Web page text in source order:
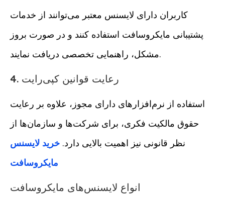
کاربران دارای لایسنس معتبر می‌توانند از خدمات
پشتیبانی مایکروسافت استفاده کنند و در صورت بروز
مشکل، راهنمایی تخصصی دریافت نمایند.
4. رعایت قوانین کپی‌رایت
استفاده از نرم‌افزارهای دارای مجوز، علاوه بر رعایت
حقوق مالکیت فکری، برای شرکت‌ها و سازمان‌ها از
نظر قانونی نیز اهمیت بالایی دارد. خرید لایسنس
مایکروسافت
انواع لایسنس‌های مایکروسافت